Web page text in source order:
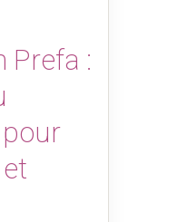
Prefa :
pour